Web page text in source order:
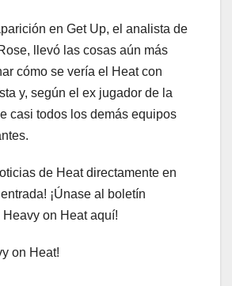
en Get Up, el analista de
llevó las cosas aún más
cómo se vería el Heat con
y, según el ex jugador de la
casi todos los demás equipos
de Heat directamente en
¡Únase al boletín
on Heat aquí!
on Heat!